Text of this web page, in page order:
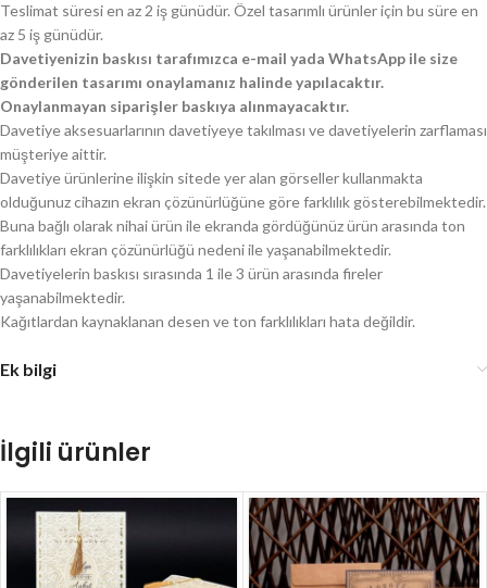
Teslimat süresi en az 2 iş günüdür. Özel tasarımlı ürünler için bu süre en
az 5 iş günüdür.
Davetiyenizin baskısı tarafımızca e-mail yada WhatsApp ile size
gönderilen tasarımı onaylamanız halinde yapılacaktır.
Onaylanmayan siparişler baskıya alınmayacaktır.
Davetiye aksesuarlarının davetiyeye takılması ve davetiyelerin zarflaması
müşteriye aittir.
Davetiye ürünlerine ilişkin sitede yer alan görseller kullanmakta
olduğunuz cihazın ekran çözünürlüğüne göre farklılık gösterebilmektedir.
Buna bağlı olarak nihai ürün ile ekranda gördüğünüz ürün arasında ton
farklılıkları ekran çözünürlüğü nedeni ile yaşanabilmektedir.
Davetiyelerin baskısı sırasında 1 ile 3 ürün arasında fireler
yaşanabilmektedir.
Kağıtlardan kaynaklanan desen ve ton farklılıkları hata değildir.
Ek bilgi
İlgili ürünler